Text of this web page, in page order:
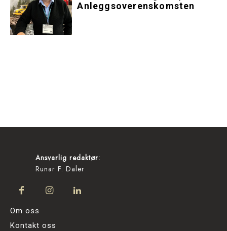
Anleggsoverenskomsten
Ansvarlig redaktør:
Runar F. Daler
Om oss
Kontakt oss